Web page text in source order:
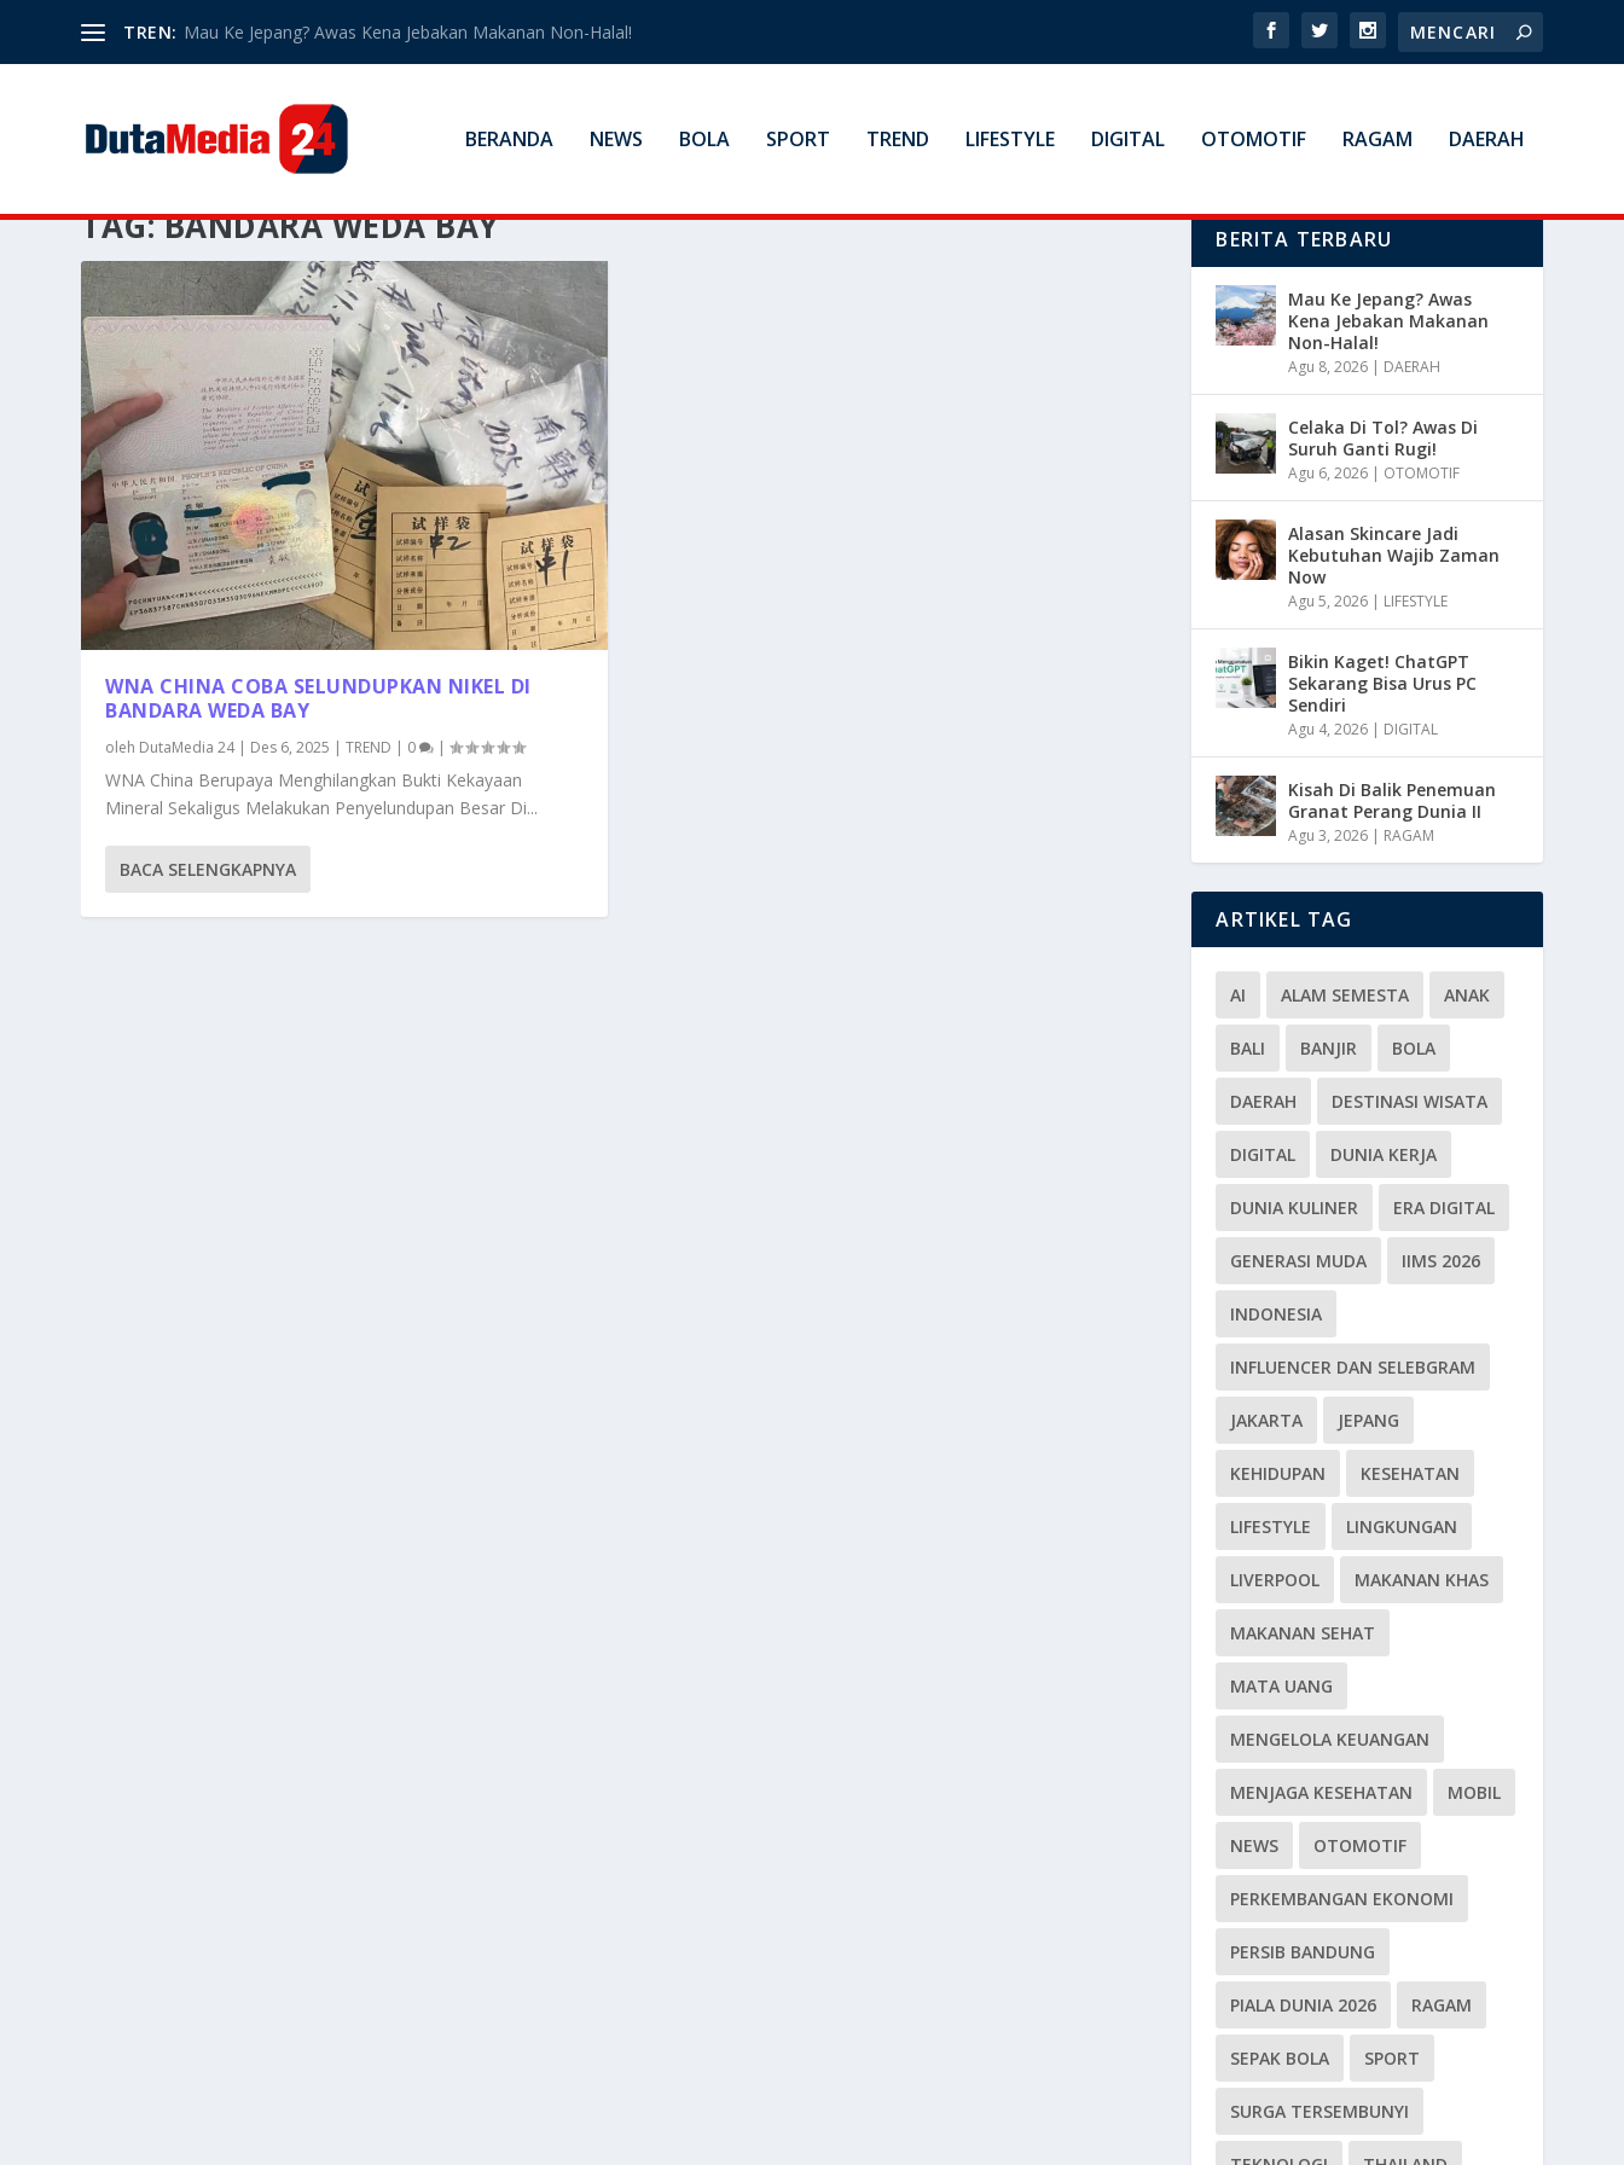
TREN: Mau Ke Jepang? Awas Kena Jebakan Makanan Non-Halal!
BERANDA NEWS BOLA SPORT TREND LIFESTYLE DIGITAL OTOMOTIF RAGAM DAERAH
TAG:BANDARA WEDA BAY
WNA CHINA COBA SELUNDUPKAN NIKEL DI
BANDARA WEDA BAY
oleh DutaMedia 24| Des 6, 2025 |TREND | 0 |
WNA China Berupaya Menghilangkan Bukti Kekayaan
Mineral Sekaligus Melakukan Penyelundupan Besar Di...
BACA SELENGKAPNYA
BERITA TERBARU
Mau Ke Jepang? Awas
Kena Jebakan Makanan
Non-Halal!
Agu 8, 2026 | DAERAH
Celaka Di Tol? Awas Di
Suruh Ganti Rugi!
Agu 6, 2026 | OTOMOTIF
Alasan Skincare Jadi
Kebutuhan Wajib Zaman
Now
Agu 5, 2026 | LIFESTYLE
Bikin Kaget! ChatGPT
Sekarang Bisa Urus PC
Sendiri
Agu 4, 2026 | DIGITAL
Kisah Di Balik Penemuan
Granat Perang Dunia II
Agu 3, 2026 | RAGAM
ARTIKEL TAG
AI ALAM SEMESTA ANAK
BALI BANJIR BOLA
DAERAH DESTINASI WISATA
DIGITAL DUNIA KERJA
DUNIA KULINER ERA DIGITAL
GENERASI MUDA IIMS 2026
INDONESIA
INFLUENCER DAN SELEBGRAM
JAKARTA JEPANG
KEHIDUPAN KESEHATAN
LIFESTYLE LINGKUNGAN
LIVERPOOL MAKANAN KHAS
MAKANAN SEHAT
MATA UANG
MENGELOLA KEUANGAN
MENJAGA KESEHATAN MOBIL
NEWS OTOMOTIF
PERKEMBANGAN EKONOMI
PERSIB BANDUNG
PIALA DUNIA 2026 RAGAM
SEPAK BOLA SPORT
SURGA TERSEMBUNYI